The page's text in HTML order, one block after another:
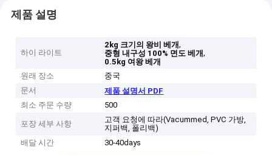
제품 설명
하이 라이트
2kg 크기의 왕비 베개,
중형 내구성 100% 면도 베개,
0.5kg 여왕 베개
원래 장소
중국
문서
제품 설명서 PDF
최소 주문 수량
500
포장 세부 사항
고객 요청에 따라(Vacummed, PVC 가방,
지퍼백, 폴리백)
배달 시간
30-40days